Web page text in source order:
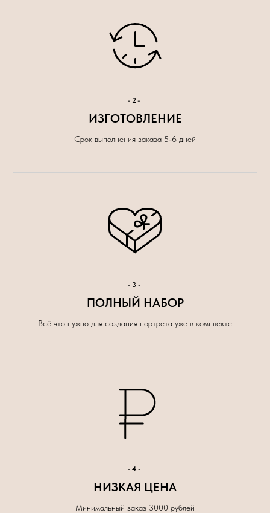
-2-
ИЗГОТОВЛЕНИЕ
Срок выполнения заказа 5-6 дней
-3-
ПОЛНЫЙ НАБОР
Всё что нужно для создания портрета уже в комплекте
-4-
НИЗКАЯ ЦЕНА
Минимальный заказ 3000 рублей